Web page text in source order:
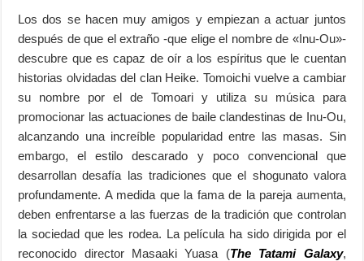
Los dos se hacen muy amigos y empiezan a actuar juntos
después de que el extraño -que elige el nombre de «Inu-Ou»-
descubre que es capaz de oír a los espíritus que le cuentan
historias olvidadas del clan Heike. Tomoichi vuelve a cambiar
su nombre por el de Tomoari y utiliza su música para
promocionar las actuaciones de baile clandestinas de Inu-Ou,
alcanzando una increíble popularidad entre las masas. Sin
embargo, el estilo descarado y poco convencional que
desarrollan desafía las tradiciones que el shogunato valora
profundamente. A medida que la fama de la pareja aumenta,
deben enfrentarse a las fuerzas de la tradición que controlan
la sociedad que les rodea. La película ha sido dirigida por el
reconocido director Masaaki Yuasa (The Tatami Galaxy,